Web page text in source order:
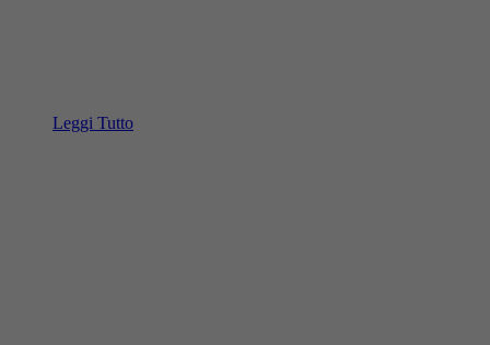
Leggi Tutto